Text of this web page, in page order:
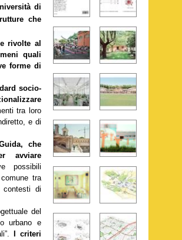
di
che
rivolte al
quali
forme di
socio-
tra loro
e di
che
avviare
possibili
tra
contesti di
del
urbano e
I criteri